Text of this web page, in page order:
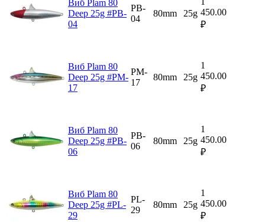
Виб Plam 80
Deep 25g #PB-
04
PB-
04
80mm 25g 450.00
₽
Виб Plam 80
Deep 25g #PM-
17
PM-
17
80mm 25g
1
450.00
₽
Виб Plam 80
Deep 25g #PB-
06
PB-
06
80mm 25g
1
450.00
₽
Виб Plam 80
Deep 25g #PL-
29
PL-
29
80mm 25g
1
450.00
₽